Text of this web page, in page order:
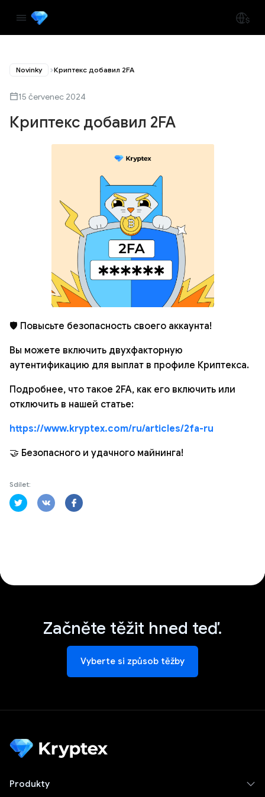
Novinky Криптекс добавил 2FA
15 červenec 2024
Криптекс добавил 2FA
🛡 Повысьте безопасность своего аккаунта!
Вы можете включить двухфакторную
аутентификацию для выплат в профиле Криптекса.
Подробнее, что такое 2FA, как его включить или
отключить в нашей статье:
https://www.kryptex.com/ru/articles/2fa-ru
🤝 Безопасного и удачного майнинга!
Sdílet:
Začněte těžit hned teď.
Vyberte si způsob těžby
Produkty